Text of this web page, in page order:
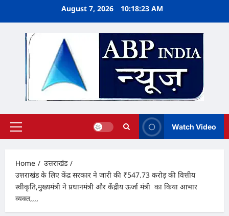
August 7, 2026 10:18:24 AM
Primary
Watch Video
Home
उत्तराखंड
उत्तराखंड के लिए केंद्र सरकार ने जारी की ₹547.73 करोड़ की वित्तीय
स्वीकृति,मुख्यमंत्री ने प्रधानमंत्री और केंद्रीय ऊर्जा मंत्री का किया आभार
व्यक्त,,,,